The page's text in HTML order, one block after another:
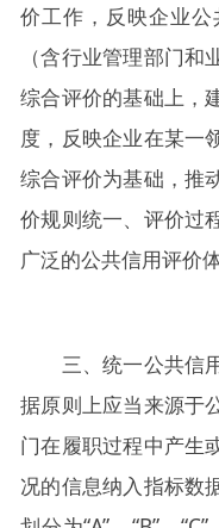
价工作，反映企业
（含行业管理部门
综合评价的基础上，
度，反映企业在某一
综合评价为基础，推
价规则统一、评价过
广泛的公共信用评价体
三、统一公共信用
据原则上应当来源于
门在履职过程中产生
况的信息纳入指标数